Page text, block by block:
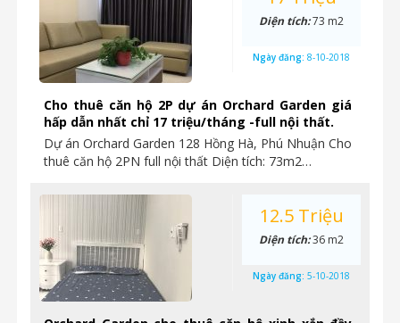
Cho thuê căn hộ 2P dự án Orchard Garden giá
hấp dẫn nhất chỉ 17 triệu/tháng -full nội thất.
Dự án Orchard Garden 128 Hồng Hà, Phú Nhuận Cho
thuê căn hộ 2PN full nội thất Diện tích: 73m2…
Diện tích:73 m2
Ngày đăng: 8-10-2018
12.5 Triệu
Diện tích:36 m2
Ngày đăng: 5-10-2018